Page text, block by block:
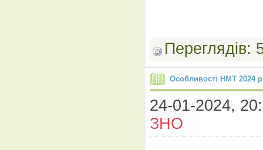
Особливості НМТ 2024
24-01-2024,
ЗНО